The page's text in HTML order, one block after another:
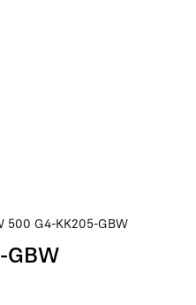
500 G4-KK205-GBW
GBW